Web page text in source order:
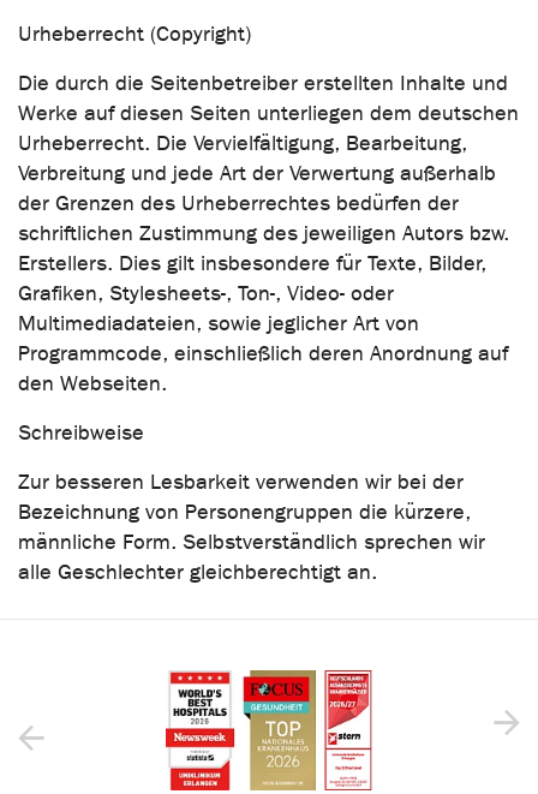
Urheberrecht (Copyright)
Die durch die Seitenbetreiber erstellten Inhalte und
Werke auf diesen Seiten unterliegen dem deutschen
Urheberrecht. Die Vervielfältigung, Bearbeitung,
Verbreitung und jede Art der Verwertung außerhalb
der Grenzen des Urheberrechtes bedürfen der
schriftlichen Zustimmung des jeweiligen Autors bzw.
Erstellers. Dies gilt insbesondere für Texte, Bilder,
Grafiken, Stylesheets-, Ton-, Video- oder
Multimediadateien, sowie jeglicher Art von
Programmcode, einschließlich deren Anordnung auf
den Webseiten.
Schreibweise
Zur besseren Lesbarkeit verwenden wir bei der
Bezeichnung von Personengruppen die kürzere,
männliche Form. Selbstverständlich sprechen wir
alle Geschlechter gleichberechtigt an.